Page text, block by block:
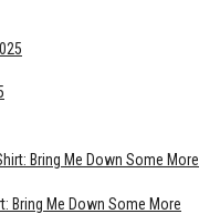
Bring Me Down Some More